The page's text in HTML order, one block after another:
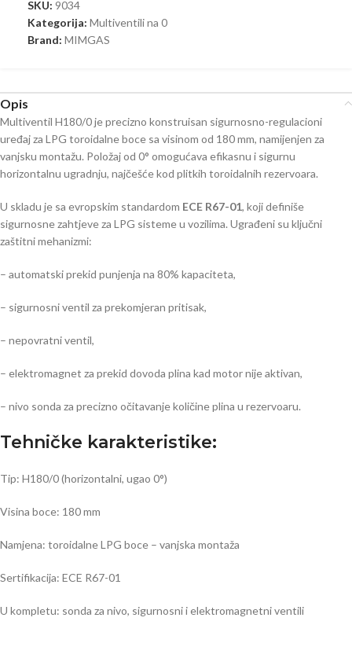
SKU: 9034
Kategorija: Multiventili na 0
Brand: MIMGAS
Opis
Multiventil H180/0 je precizno konstruisan sigurnosno-regulacioni
uređaj za LPG toroidalne boce sa visinom od 180 mm, namijenjen za
vanjsku montažu. Položaj od 0° omogućava efikasnu i sigurnu
horizontalnu ugradnju, najčešće kod plitkih toroidalnih rezervoara.
U skladu je sa evropskim standardom ECE R67-01, koji definiše
sigurnosne zahtjeve za LPG sisteme u vozilima. Ugrađeni su ključni
zaštitni mehanizmi:
– automatski prekid punjenja na 80% kapaciteta,
– sigurnosni ventil za prekomjeran pritisak,
– nepovratni ventil,
– elektromagnet za prekid dovoda plina kad motor nije aktivan,
– nivo sonda za precizno očitavanje količine plina u rezervoaru.
Tehničke karakteristike:
Tip: H180/0 (horizontalni, ugao 0°)
Visina boce: 180 mm
Namjena: toroidalne LPG boce – vanjska montaža
Sertifikacija: ECE R67-01
U kompletu: sonda za nivo, sigurnosni i elektromagnetni ventili